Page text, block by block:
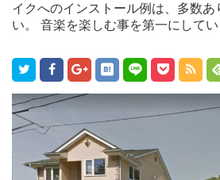
イクへのインストール例は、多数あ
い。 音楽を楽しむ事を第一にしてい